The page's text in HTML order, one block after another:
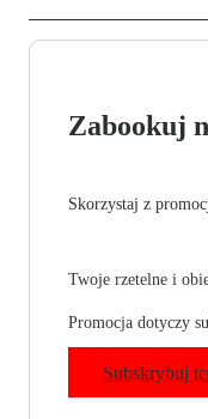
Zabookuj
Skorzystaj z
Twoje rzetelne i
Promocja dotyczy
Subskrybuj